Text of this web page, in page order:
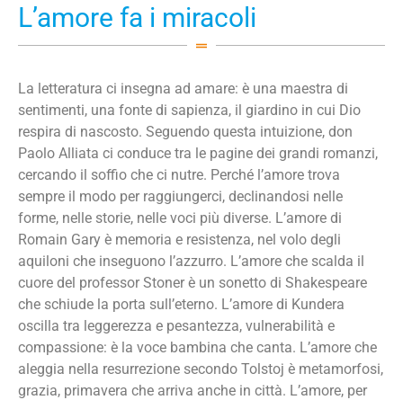
L’amore fa i miracoli
La letteratura ci insegna ad amare: è una maestra di
sentimenti, una fonte di sapienza, il giardino in cui Dio
respira di nascosto. Seguendo questa intuizione, don
Paolo Alliata ci conduce tra le pagine dei grandi romanzi,
cercando il soffio che ci nutre. Perché l’amore trova
sempre il modo per raggiungerci, declinandosi nelle
forme, nelle storie, nelle voci più diverse. L’amore di
Romain Gary è memoria e resistenza, nel volo degli
aquiloni che inseguono l’azzurro. L’amore che scalda il
cuore del professor Stoner è un sonetto di Shakespeare
che schiude la porta sull’eterno. L’amore di Kundera
oscilla tra leggerezza e pesantezza, vulnerabilità e
compassione: è la voce bambina che canta. L’amore che
aleggia nella resurrezione secondo Tolstoj è metamorfosi,
grazia, primavera che arriva anche in città. L’amore, per